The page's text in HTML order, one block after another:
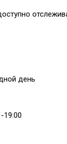
день
19:00